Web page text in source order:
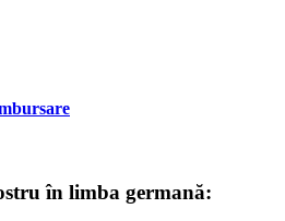
în limba germană: